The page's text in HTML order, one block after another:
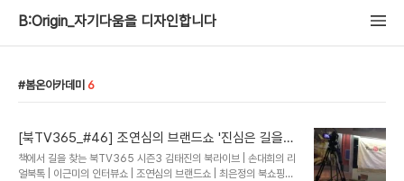
B:Origin_자기다움을 디자인합니다
봄온아카데미 6
[북TV365_#46] 조연심의 브랜드쇼 '진심은 길을
잃지 않는다' 이재만 저자편
책에서 길을 찾는 북TV365 시즌3 김태진의 북라이브 | 손대희의 리
얼북톡 | 이근미의 인터뷰쇼 | 조연심의 브랜드쇼 | 최은정의 북쇼핑쇼